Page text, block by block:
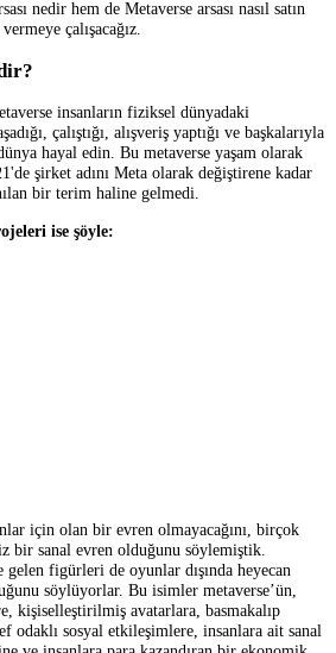
Satın Alınır?
konusunda son dönemde medyada çıkan
birikimlerini bu yeni alanda
bir artış yaşanıyor. Özellikle
şirketinin adını Meta olarak
bir sunumla internetin geleceğinin
iddia etmesiyle birlikte başlayan bu
tam olarak anlamaya çalışırken bir
yollarını bulmaya çalışıyor.
sektörünü, sanal gerçeklik gözlüğü
çok arsa fiyatları ile gündem oluyor. Bu
arsası nedir hem de Metaverse arsası nasıl
vermeye çalışacağız.
insanların fiziksel dünyadaki
dünya hayal edin. Bu metaverse yaşam
şirket adını Meta olarak değiştirene
bir terim haline gelmedi.
projeleri ise şöyle: